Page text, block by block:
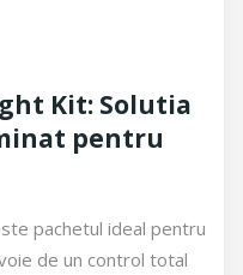
Kit: Solutia
pentru
pachetul ideal pentru
de un control total